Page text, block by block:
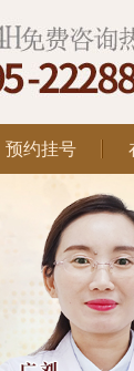
预约挂号